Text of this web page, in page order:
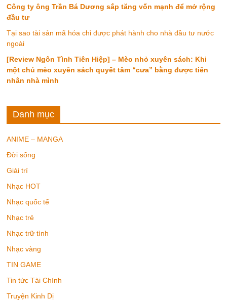
Công ty ông Trần Bá Dương sắp tăng vốn mạnh để mở rộng
đầu tư
Tại sao tài sản mã hóa chỉ được phát hành cho nhà đầu tư nước
ngoài
[Review Ngôn Tình Tiên Hiệp] – Mèo nhỏ xuyên sách: Khi
một chú mèo xuyên sách quyết tâm “cưa” bằng được tiên
nhân nhà mình
Danh mục
ANIME – MANGA
Đời sống
Giải trí
Nhạc HOT
Nhạc quốc tế
Nhạc trẻ
Nhạc trữ tình
Nhạc vàng
TIN GAME
Tin tức Tài Chính
Truyện Kinh Dị